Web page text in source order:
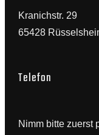
Kranichstr. 29
65428
Telefon
Nimm bitte zuerst